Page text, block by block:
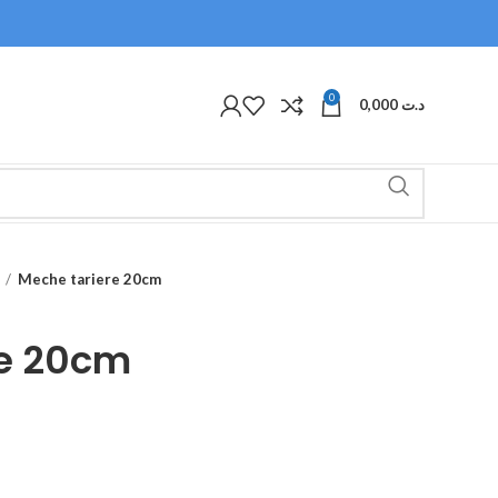
0 د.ت
Meche tariere 20cm
20cm